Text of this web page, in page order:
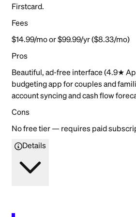
Firstcard.
Fees
$14.99/mo or $99.99/yr ($8.33/mo)
Pros
Beautiful, ad-free interface (4.9★
budgeting app for couples and
account syncing and cash flow
Cons
No free tier — requires paid
Details